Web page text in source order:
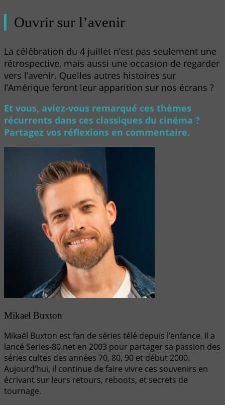
Ouvrir sur l’avenir
La célébration du 4 juillet n’est pas seulement une
rétrospective, mais aussi une occasion de regarder
vers l’avenir. Quelles autres histoires sur
l’Amérique feront leur apparition sur nos écrans ?
Et vous, aviez-vous remarqué ces thèmes
récurrents dans ces classiques du cinéma ?
Partagez vos réflexions en commentaire.
Mikael Buxton
Mikaël Buxton est fan de séries télé depuis l’enfance. Il a
lancé Series-80.net en 2003 pour partager sa passion des
séries cultes des années 70, 80, 90 et début 2000.
Aujourd’hui, il continue de faire vivre ces souvenirs en
écrivant sur leurs retours, reboots, et secrets de
tournage.